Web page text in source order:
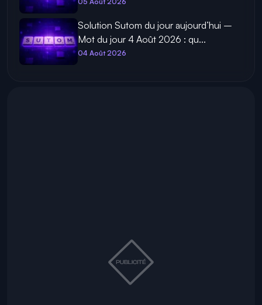
Solution Sutom du jour aujourd’hui –
Mot du jour 4 Août 2026 : qu...
04 Août 2026